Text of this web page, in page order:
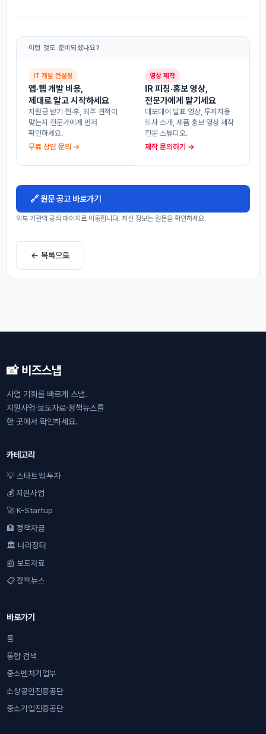
이런 것도 준비되셨나요?
IT 개발 컨설팅
앱·웹 개발 비용,
제대로 알고 시작하세요
지원금 받기 전·후, 외주 견적이
맞는지 전문가에게 먼저
확인하세요.
무료 상담 문의 →
영상 제작
IR 피칭·홍보 영상,
전문가에게 맡기세요
데모데이 발표 영상, 투자자용
회사 소개, 제품 홍보 영상 제작
전문 스튜디오.
제작 문의하기 →
🔗 원문 공고 바로가기
외부 기관의 공식 페이지로 이동합니다. 최신 정보는 원문을 확인하세요.
← 목록으로
📸 비즈스냅
사업 기회를 빠르게 스냅.
지원사업·보도자료·정책뉴스를
한 곳에서 확인하세요.
카테고리
💡 스타트업·투자
💰 지원사업
🚀 K-Startup
🏦 정책자금
🏛 나라장터
📰 보도자료
📋 정책뉴스
바로가기
홈
통합 검색
중소벤처기업부
소상공인진흥공단
중소기업진흥공단